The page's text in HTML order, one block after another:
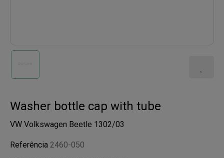
Washer bottle cap with tube
VW Volkswagen Beetle 1302/03
Referência 2460-050